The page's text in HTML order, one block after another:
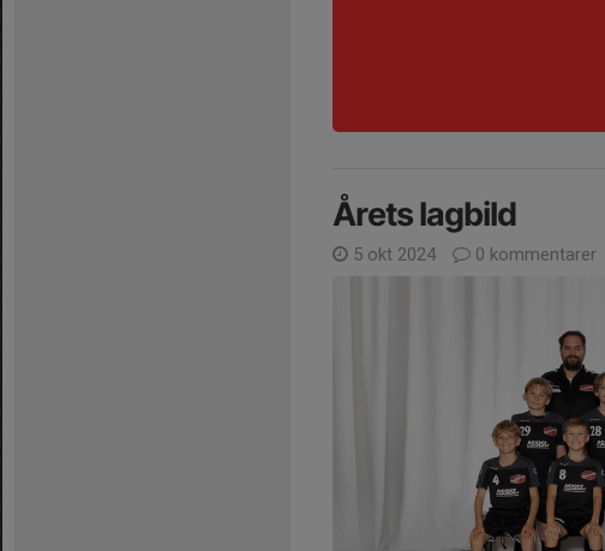
Årets lagbild
5 okt 2024 0 kommentarer